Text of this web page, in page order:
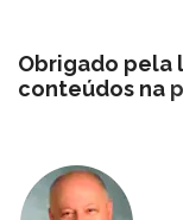
Obrigado pela
conteúdos na